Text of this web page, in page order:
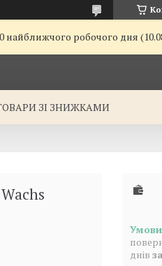
найближчого робочого дня
ЗІ ЗНИЖКАМИ
днів